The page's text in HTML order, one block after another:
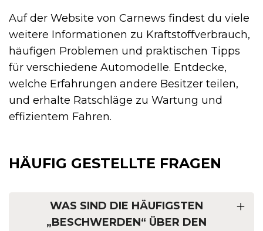
Auf der Website von Carnews findest du viele
weitere Informationen zu Kraftstoffverbrauch,
häufigen Problemen und praktischen Tipps
für verschiedene Automodelle. Entdecke,
welche Erfahrungen andere Besitzer teilen,
und erhalte Ratschläge zu Wartung und
effizientem Fahren.
HÄUFIG GESTELLTE FRAGEN
WAS SIND DIE HÄUFIGSTEN
„BESCHWERDEN“ ÜBER DEN